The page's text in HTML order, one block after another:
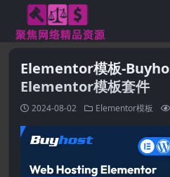
Elementor模板-
Elementor模板套件
2024-08-02 Elementor模板